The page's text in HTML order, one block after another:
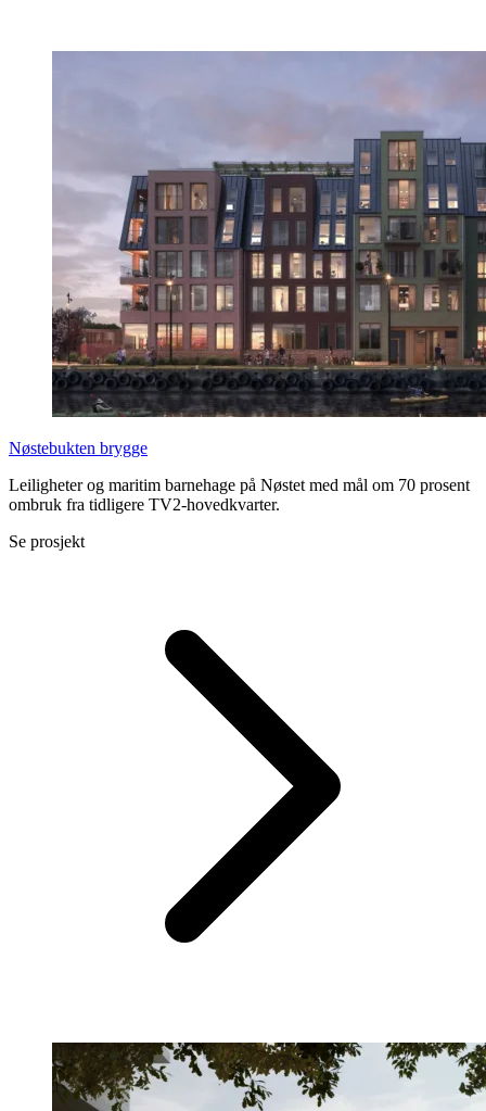
Nøstebukten brygge
Leiligheter og maritim barnehage på Nøstet med mål om 70 prosent
ombruk fra tidligere TV2-hovedkvarter.
Se prosjekt